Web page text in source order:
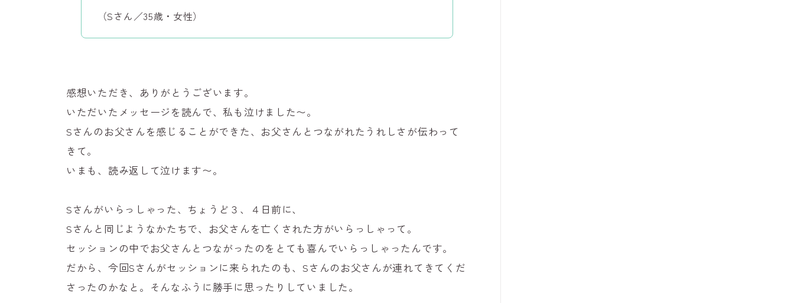
（Sさん／35歳・女性）
感想いただき、ありがとうございます。
いただいたメッセージを読んで、私も泣けました〜。
Sさんのお父さんを感じることができた、お父さんとつながれたうれしさが伝わって
きて。
いまも、読み返して泣けます〜。
Sさんがいらっしゃった、ちょうど３、４日前に、
Sさんと同じようなかたちで、お父さんを亡くされた方がいらっしゃって。
セッションの中でお父さんとつながったのをとても喜んでいらっしゃったんです。
だから、今回Sさんがセッションに来られたのも、Sさんのお父さんが連れてきてくだ
さったのかなと。そんなふうに勝手に思ったりしていました。